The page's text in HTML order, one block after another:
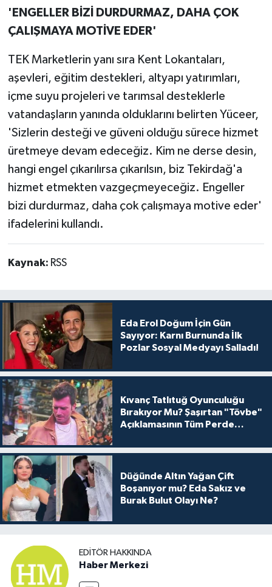
'ENGELLER BİZİ DURDURMAZ, DAHA ÇOK
ÇALIŞMAYA MOTİVE EDER'
TEK Marketlerin yanı sıra Kent Lokantaları,
aşevleri, eğitim destekleri, altyapı yatırımları,
içme suyu projeleri ve tarımsal desteklerle
vatandaşların yanında olduklarını belirten Yüceer,
'Sizlerin desteği ve güveni olduğu sürece hizmet
üretmeye devam edeceğiz. Kim ne derse desin,
hangi engel çıkarılırsa çıkarılsın, biz Tekirdağ'a
hizmet etmekten vazgeçmeyeceğiz. Engeller
bizi durdurmaz, daha çok çalışmaya motive eder'
ifadelerini kullandı.
Kaynak: RSS
Eda Erol Doğum İçin Gün
Sayıyor: Karnı Burnunda İlk
Pozlar Sosyal Medyayı Salladı!
Kıvanç Tatlıtuğ Oyunculuğu
Bırakıyor Mu? Şaşırtan "Tövbe"
Açıklamasının Tüm Perde
Düğünde Altın Yağan Çift
Boşanıyor mu? Eda Sakız ve
Burak Bulut Olayı Ne?
EDITÖR HAKKINDA
Haber Merkezi